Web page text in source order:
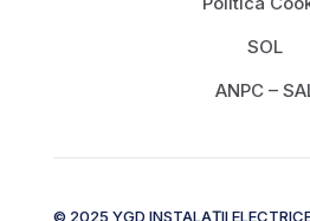
SOL
ANPC –
© 2025 YGD INSTALAȚII